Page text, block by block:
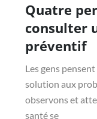
on
Quatre
consulter
préventif
Les gens
solution aux
observons et
santé se